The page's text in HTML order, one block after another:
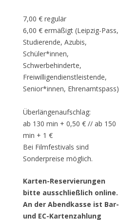
7,00 € regulär
6,00 € ermäßigt (Leipzig-Pass,
Studierende, Azubis,
Schüler*innen,
Schwerbehinderte,
Freiwilligendienstleistende,
Senior*innen, Ehrenamtspass)
Überlängenaufschlag:
ab 130 min + 0,50 € // ab 150
min + 1 €
Bei Filmfestivals sind
Sonderpreise möglich.
Karten-Reservierungen
bitte ausschließlich online.
An der Abendkasse ist Bar-
und EC-Kartenzahlung